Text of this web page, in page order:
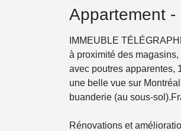
Appartement
IMMEUBLE
à proximité des
avec poutres apparentes,
une belle vue sur
buanderie (au sous-
Rénovations et